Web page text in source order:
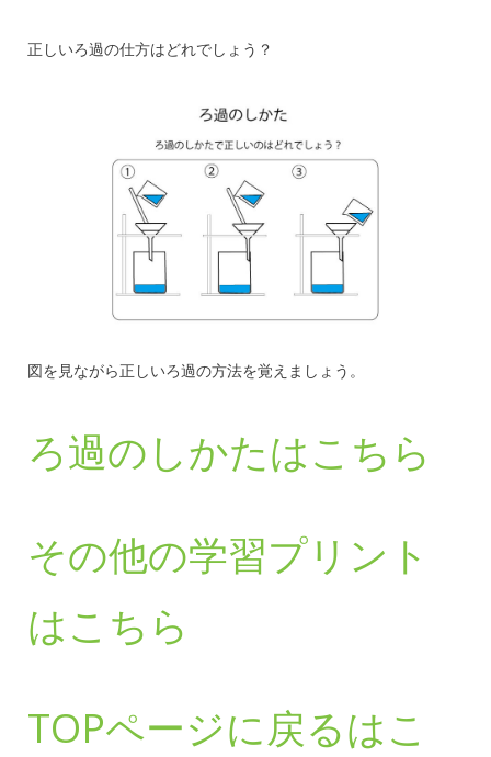
正しいろ過の仕方はどれでしょう？
図を見ながら正しいろ過の方法を覚えましょう。
ろ過のしかたはこちら
その他の学習プリント
はこちら
TOPページに戻るはこ